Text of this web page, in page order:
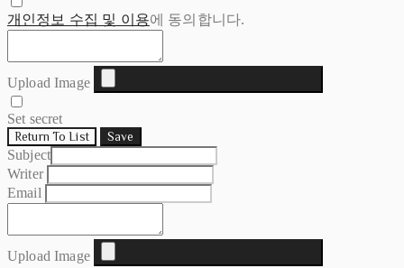
개인정보 수집 및 이용에 동의합니다.
Upload Image
Set secret
Return To List Save
Subject
Writer
Email
Upload Image